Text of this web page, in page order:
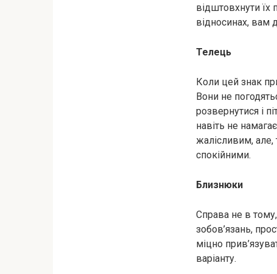
відштовхнути їх
відносинах, вам
Телець
Коли цей знак
Вони не
розвернутися і
навіть не
жалісливим,
спокійними.
Близнюки
Справа не в
зобов’язань,
міцно
варіанту.